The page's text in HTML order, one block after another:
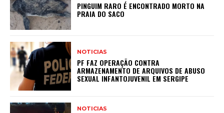
PINGUIM RARO É ENCONTRADO MORTO NA
PRAIA DO SACO
NOTICIAS
PF FAZ OPERAÇÃO CONTRA
ARMAZENAMENTO DE ARQUIVOS DE ABUSO
SEXUAL INFANTOJUVENIL EM SERGIPE
NOTICIAS